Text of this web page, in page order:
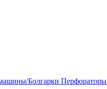
Болгарки Перфораторы